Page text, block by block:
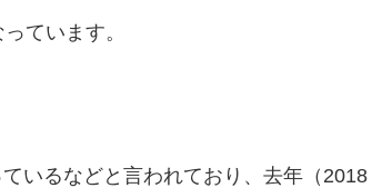
ています。
いるなどと言われており、去年（2018